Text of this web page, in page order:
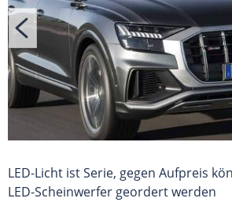
LED-Licht ist Serie, gegen Aufpreis
LED-Scheinwerfer geordert werden